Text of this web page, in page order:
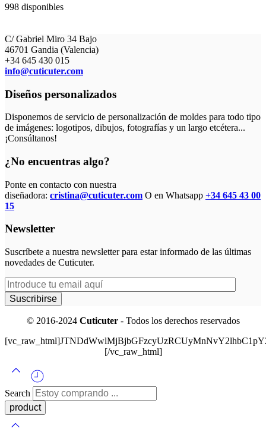
998 disponibles
C/ Gabriel Miro 34 Bajo
46701 Gandia (Valencia)
+34 645 430 015
info@cuticuter.com
Diseños personalizados
Disponemos de servicio de personalización de moldes para todo tipo
de imágenes: logotipos, dibujos, fotografías y un largo etcétera...
¡Consúltanos!
¿No encuentras algo?
Ponte en contacto con nuestra
diseñadora: cristina@cuticuter.com O en Whatsapp +34 645 43 00
15
Newsletter
Suscríbete a nuestra newsletter para estar informado de las últimas
novedades de Cuticuter.
© 2016-2024 Cuticuter- Todos los derechos reservados
[/vc_raw_html]
Search